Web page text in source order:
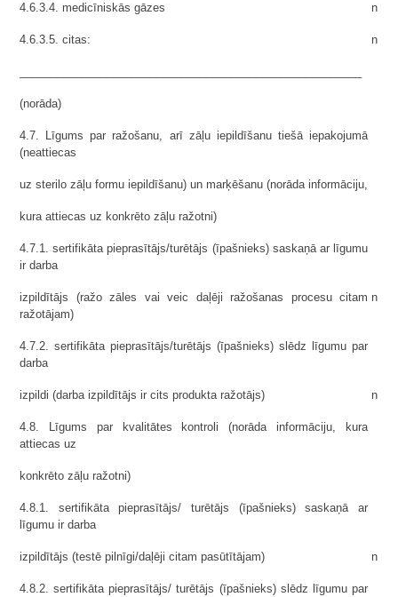
4.6.3.4. medicīniskās gāzes n
4.6.3.5. citas: n
(norāda)
4.7. Līgums par ražošanu, arī zāļu iepildīšanu tiešā iepakojumā
(neattiecas
uz sterilo zāļu formu iepildīšanu) un marķēšanu (norāda informāciju,
kura attiecas uz konkrēto zāļu ražotni)
4.7.1. sertifikāta pieprasītājs/turētājs (īpašnieks) saskaņā ar līgumu
ir darba
izpildītājs (ražo zāles vai veic daļēji ražošanas procesu citam
ražotājam)
n
4.7.2. sertifikāta pieprasītājs/turētājs (īpašnieks) slēdz līgumu par
darba
izpildi (darba izpildītājs ir cits produkta ražotājs) n
4.8. Līgums par kvalitātes kontroli (norāda informāciju, kura
attiecas uz
konkrēto zāļu ražotni)
4.8.1. sertifikāta pieprasītājs/ turētājs (īpašnieks) saskaņā ar
līgumu ir darba
izpildītājs (testē pilnīgi/daļēji citam pasūtītājam) n
4.8.2. sertifikāta pieprasītājs/ turētājs (īpašnieks) slēdz līgumu par